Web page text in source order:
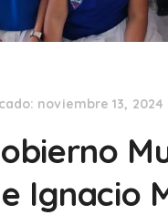
noviembre 13, 2024
Ignacio